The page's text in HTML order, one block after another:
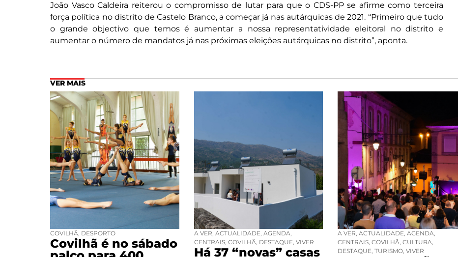
João Vasco Caldeira reiterou o compromisso de lutar para que o CDS-PP se afirme como terceira
força política no distrito de Castelo Branco, a começar já nas autárquicas de 2021. “Primeiro que tudo
o grande objectivo que temos é aumentar a nossa representatividade eleitoral no distrito e
aumentar o número de mandatos já nas próximas eleições autárquicas no distrito”, aponta.
VER MAIS
COVILHÃ DESPORTO
Covilhã é no sábado
A VER ACTUALIDADE AGENDA
CENTRAIS, COVILHÃ DESTAQUE VIVER
Há 37 “novas” casas
A VER ACTUALIDADE AGENDA
CENTRAIS COVILHÃ CULTURA
DESTAQUE TURISMO VIVER